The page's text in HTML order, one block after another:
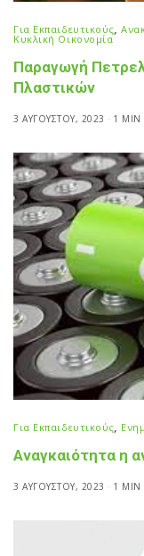
Για Εκπαιδευτικούς,
Κυκλική Οικονομία
Παραγωγή
Πλαστικών
3 ΑΥΓΟΎΣΤΟΥ, 2023 1 MIN
Για Εκπαιδευτικούς,
Αναγκαιότητα η
3 ΑΥΓΟΎΣΤΟΥ, 2023 1 MIN